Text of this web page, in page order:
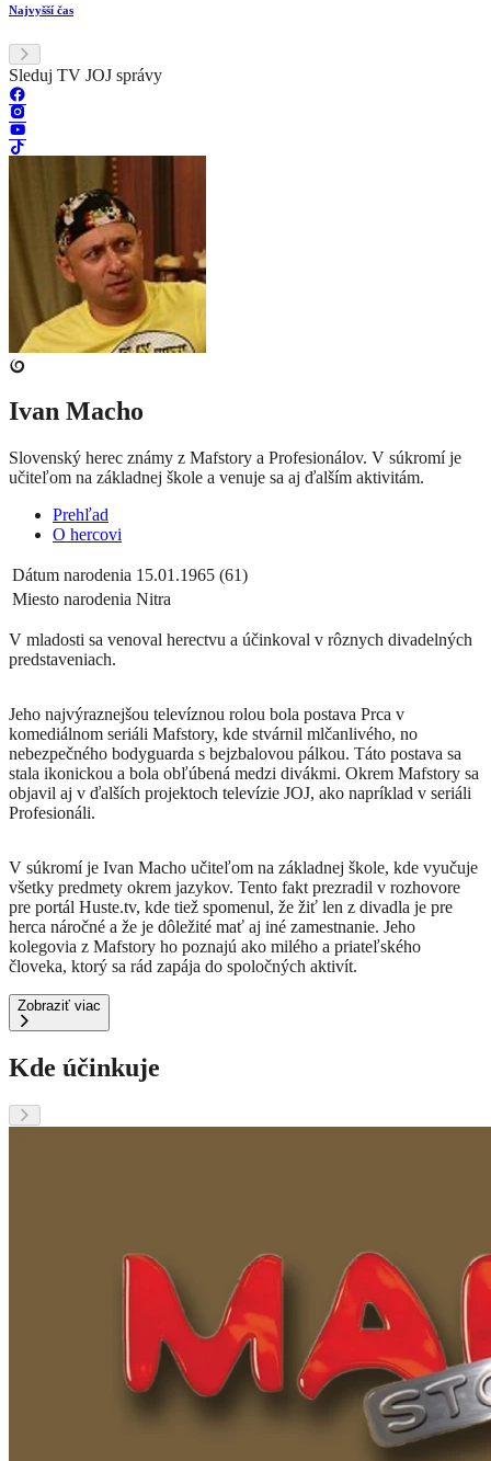
Najvyšší čas
Sleduj TV JOJ správy
Ivan Macho
Slovenský herec známy z Mafstory a Profesionálov. V súkromí je
učiteľom na základnej škole a venuje sa aj ďalším aktivitám.
Prehľad
O hercovi
Dátum narodenia 15.01.1965 (61)
Miesto narodenia Nitra
V mladosti sa venoval herectvu a účinkoval v rôznych divadelných
predstaveniach.
Jeho najvýraznejšou televíznou rolou bola postava Prca v
komediálnom seriáli Mafstory, kde stvárnil mlčanlivého, no
nebezpečného bodyguarda s bejzbalovou pálkou. Táto postava sa
stala ikonickou a bola obľúbená medzi divákmi. Okrem Mafstory sa
objavil aj v ďalších projektoch televízie JOJ, ako napríklad v seriáli
Profesionáli.
V súkromí je Ivan Macho učiteľom na základnej škole, kde vyučuje
všetky predmety okrem jazykov. Tento fakt prezradil v rozhovore
pre portál Huste.tv, kde tiež spomenul, že žiť len z divadla je pre
herca náročné a že je dôležité mať aj iné zamestnanie. Jeho
kolegovia z Mafstory ho poznajú ako milého a priateľského
človeka, ktorý sa rád zapája do spoločných aktivít.
Zobraziť viac
Kde účinkuje